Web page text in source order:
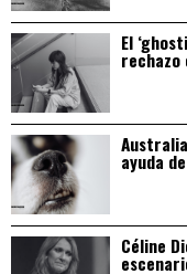
El
rechazo
ayuda
Céline